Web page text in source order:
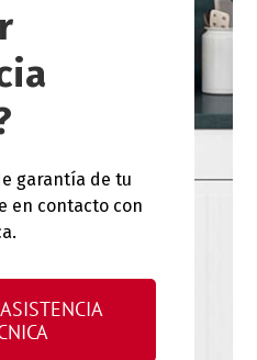
garantía de tu
en contacto con